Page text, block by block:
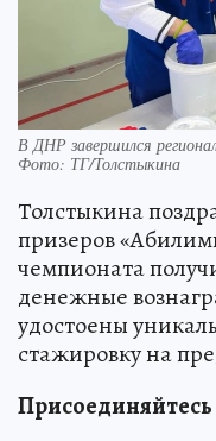
В ДНР завершился
Фото: ТГ/Толстыкина
Толстыкина
призеров
чемпионата
денежные
удостоены
стажировку на